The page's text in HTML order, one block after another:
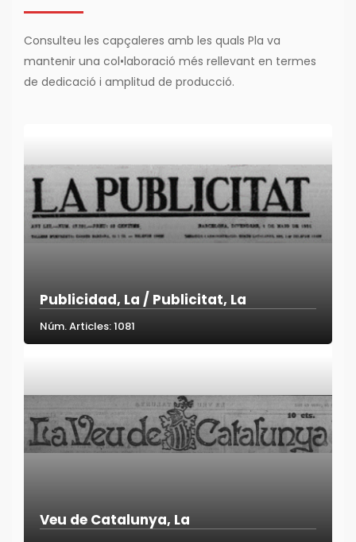
Consulteu les capçaleres amb les quals Pla va
mantenir una col•laboració més rellevant en termes
de dedicació i amplitud de producció.
Publicidad, La / Publicitat, La
Núm. Articles: 1081
Veu de Catalunya, La